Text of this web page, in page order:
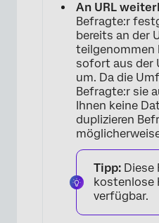
An URL
Befragte:r
bereits an der
teilgenommen
sofort aus der
um. Da die
Befragte:r sie
Ihnen keine
duplizieren
Tipp:
kostenlose
verfügbar.